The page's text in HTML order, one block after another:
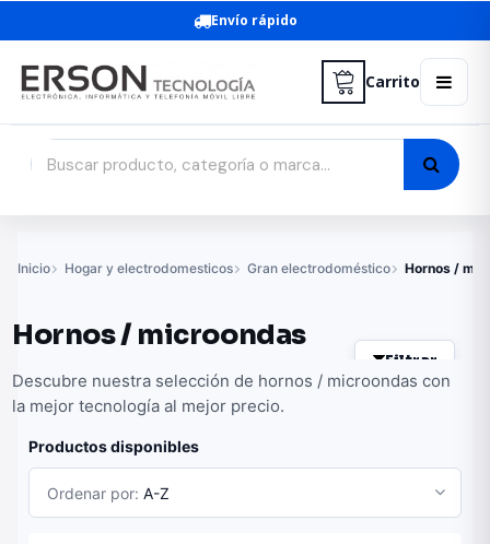
Envío rápido
Carrito
Inicio Hogar y electrodomesticos Gran electrodoméstico Hornos /
Hornos / microondas
Filtrar
Descubre nuestra selección de hornos / microondas con
la mejor tecnología al mejor precio.
Productos disponibles
Ordenar por: A-Z